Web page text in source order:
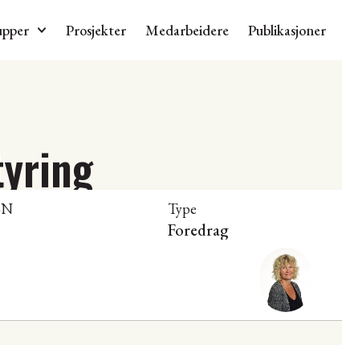
Prosjekter Medarbeidere Publikasjoner
Type
Foredrag